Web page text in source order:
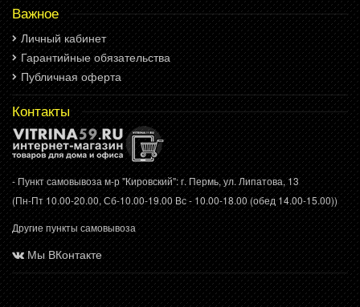
Важное
Личный кабинет
Гарантийные обязательства
Публичная оферта
Контакты
- Пункт самовывоза м-р "Кировский": г. Пермь, ул. Липатова, 13
(Пн-Пт 10.00-20.00, Сб-10.00-19.00 Вс - 10.00-18.00 (обед 14.00-15.00))
Другие пункты самовывоза
Мы ВКонтакте